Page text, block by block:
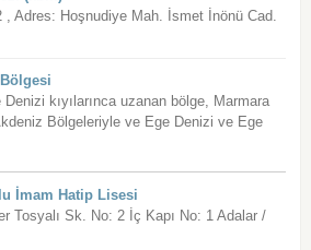
, Adres: Hoşnudiye Mah. İsmet İnönü Cad.
kıyılarınca uzanan bölge, Marmara
Bölgeleriyle ve Ege Denizi ve Ege
İmam Hatip Lisesi
Tosyalı Sk. No: 2 İç Kapı No: 1 Adalar /